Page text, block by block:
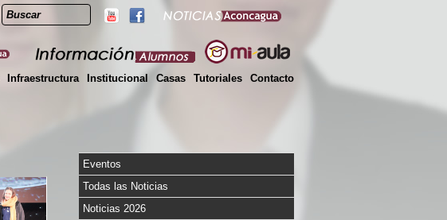
Infraestructura Institucional Casas Tutoriales Contacto
Eventos
Todas las Noticias
Noticias 2026